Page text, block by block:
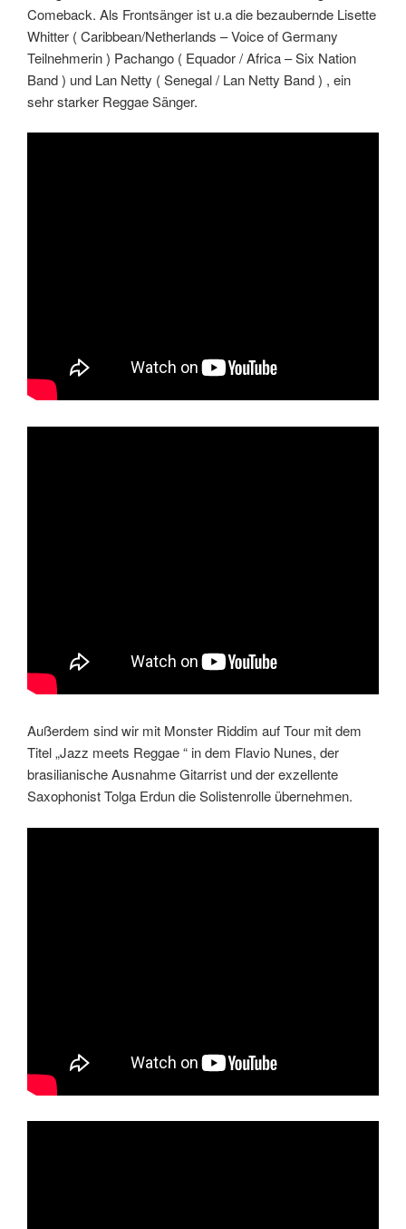
Comeback. Als Frontsänger ist u.a die bezaubernde Lisette
Whitter ( Caribbean/Netherlands – Voice of Germany
Teilnehmerin ) Pachango ( Equador / Africa – Six Nation
Band ) und Lan Netty ( Senegal / Lan Netty Band ) , ein
sehr starker Reggae Sänger.
Außerdem sind wir mit Monster Riddim auf Tour mit dem
Titel „Jazz meets Reggae “ in dem Flavio Nunes, der
brasilianische Ausnahme Gitarrist und der exzellente
Saxophonist Tolga Erdun die Solistenrolle übernehmen.